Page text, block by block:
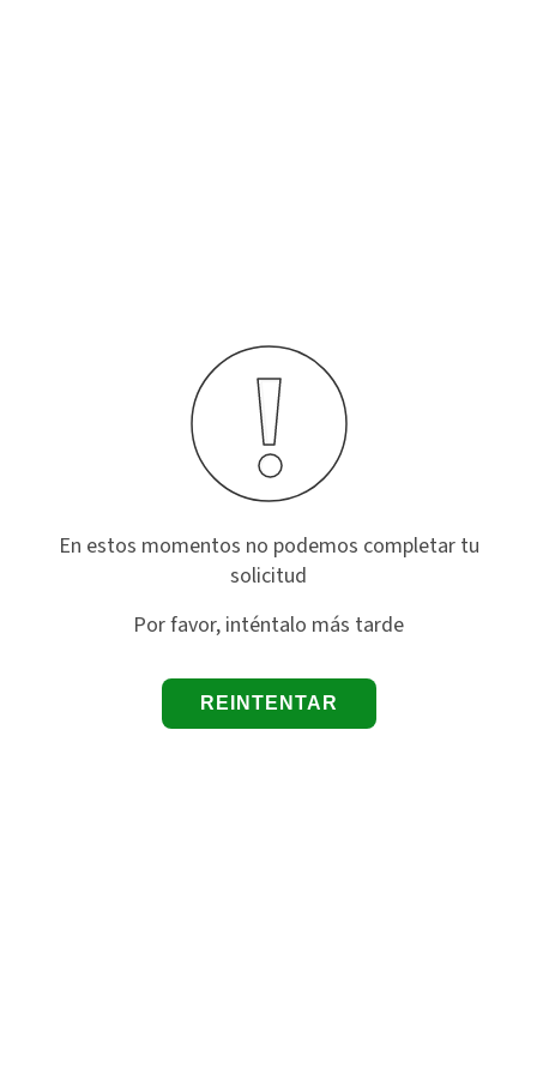
En estos momentos no podemos completar tu
solicitud
Por favor, inténtalo más tarde
REINTENTAR